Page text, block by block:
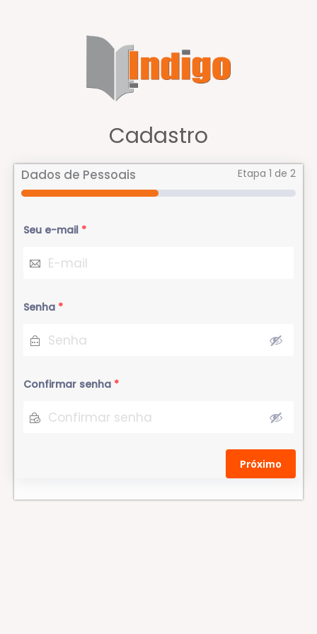
Cadastro
Dados de Pessoais
Etapa 1 de 2
Seu e-mail *
Senha *
Confirmar senha *
Próximo